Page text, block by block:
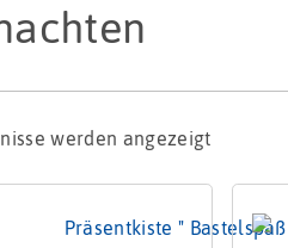
werden angezeigt